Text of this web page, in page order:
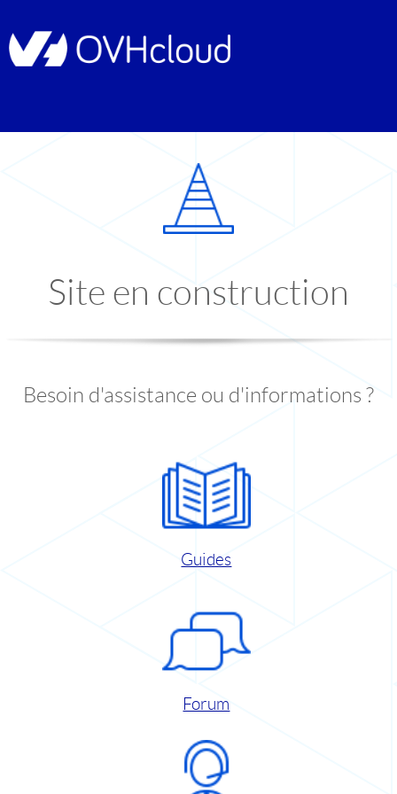
Site en construction
Besoin d'assistance ou d'informations ?
Guides
Forum